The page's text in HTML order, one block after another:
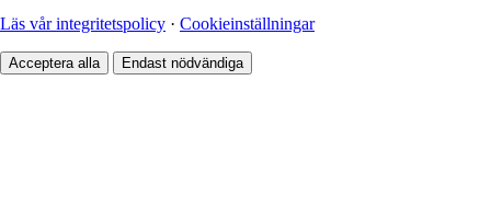
Läs vår integritetspolicy · Cookieinställningar
Acceptera alla Endast nödvändiga